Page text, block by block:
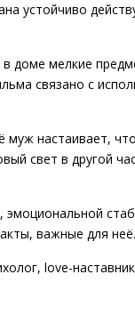
устойчиво
доме мелкие
связано с
муж настаивает,
свет в другой
важные для неё.
love-